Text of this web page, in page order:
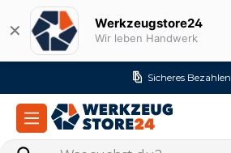
Zum Hauptinhalt springen
✕ Werkzeugstore24
Wir leben Handwerk
Sicheres Bezahlen